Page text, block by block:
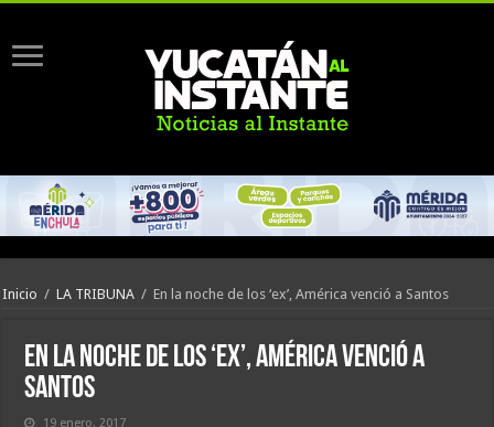
Inicio / LA TRIBUNA / En la noche de los ‘ex’, América venció a Santos
En la noche de los ‘ex’, América venció a
Santos
19 enero, 2017